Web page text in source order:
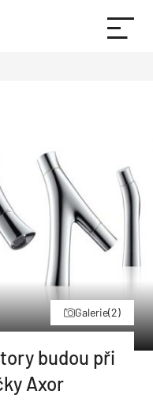
Galerie(2)
budou při
Axor